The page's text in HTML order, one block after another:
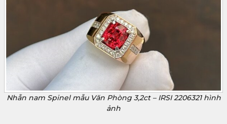
Nhẫn nam Spinel mẫu Văn Phòng 3,2ct – IRSI 2206321 hình
ảnh